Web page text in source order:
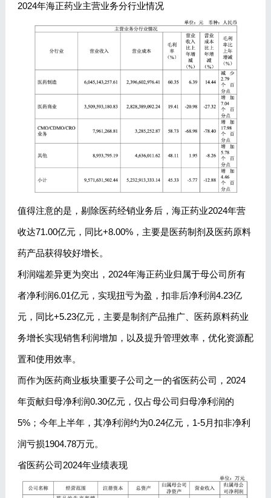
2024年海正药业主营业务分行业情况
值得注意的是，剔除医药经销业务后，海正药业2024年营
收达71.00亿元，同比+8.00%，主要是医药制剂及医药原料
药产品获得较好增长。
利润端差异更为突出，2024年海正药业归属于母公司所有
者净利润6.01亿元，实现扭亏为盈，扣非后净利润4.23亿
元，同比+5.23亿元，主要是制剂产品推广、医药原料药业
务增长实现销售利润增加，以及提升管理效率，优化资源配
置和使用效率。
而作为医药商业板块重要子公司之一的省医药公司，2024
年贡献归母净利润0.30亿元，仅占母公司归母净利润的
5%；今年上半年，其净利润约为0.24亿元，1-5月扣非净利
润亏损1904.78万元。
省医药公司2024年业绩表现